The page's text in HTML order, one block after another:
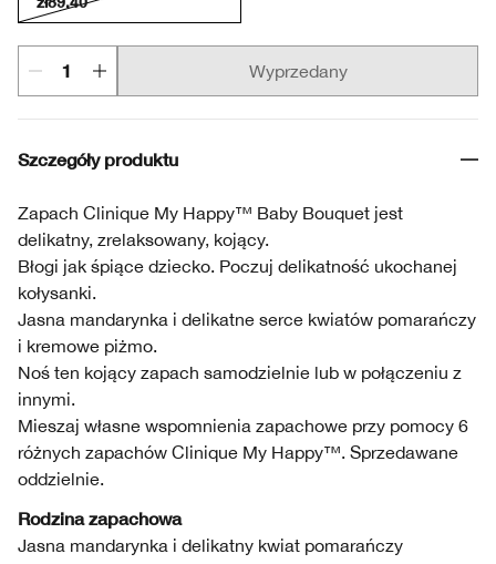
Wyprzedany
Szczegóły produktu
Zapach Clinique My Happy™ Baby Bouquet jest
delikatny, zrelaksowany, kojący.
Błogi jak śpiące dziecko. Poczuj delikatność ukochanej
kołysanki.
Jasna mandarynka i delikatne serce kwiatów pomarańczy
i kremowe piżmo.
Noś ten kojący zapach samodzielnie lub w połączeniu z
innymi.
Mieszaj własne wspomnienia zapachowe przy pomocy 6
różnych zapachów Clinique My Happy™. Sprzedawane
oddzielnie.
Rodzina zapachowa
Jasna mandarynka i delikatny kwiat pomarańczy